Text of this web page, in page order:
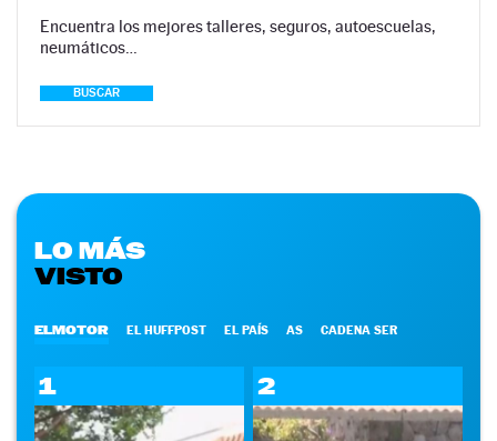
Encuentra los mejores talleres, seguros, autoescuelas,
neumáticos…
BUSCAR
LO MÁS
VISTO
ELMOTOR EL HUFFPOST EL PAÍS AS CADENA SER
1 2